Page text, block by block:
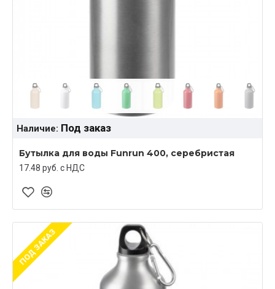
Наличие: Под заказ
Бутылка для воды Funrun 400, серебристая
17.48 руб. c НДС
ПОД ЗАКАЗ